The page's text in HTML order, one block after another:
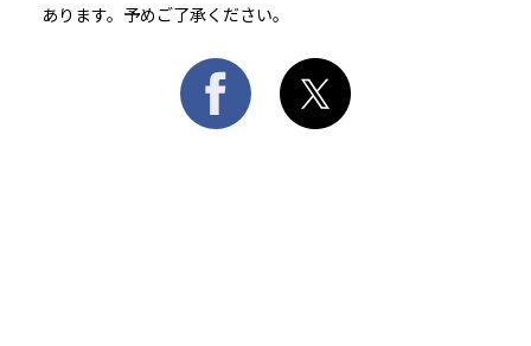
あります。予めご了承ください。